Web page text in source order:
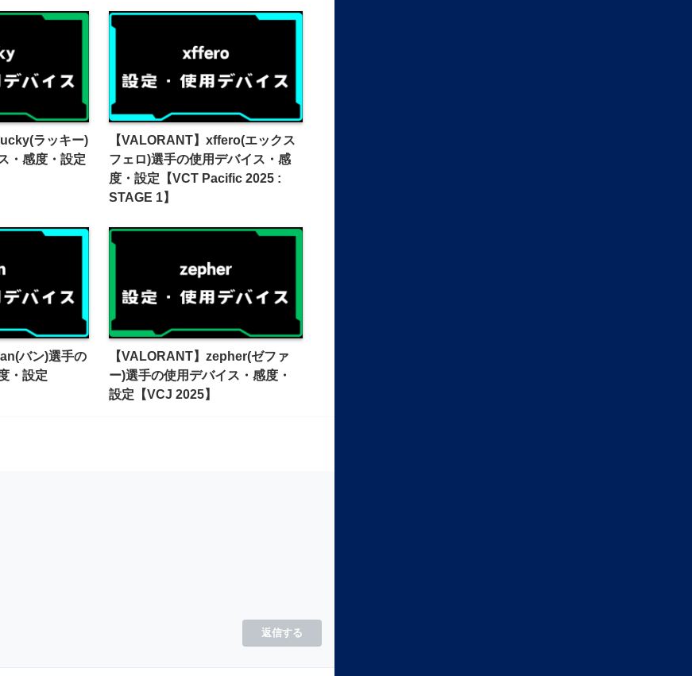
ラッキー)
・感度・設定
【VALORANT】xffero(エックス
フェロ)選手の使用デバイス・感
度・設定【VCT Pacific 2025 :
STAGE 1】
バン)選手の
・設定
【VALORANT】zepher(ゼファ
ー)選手の使用デバイス・感度・
設定【VCJ 2025】
返信する